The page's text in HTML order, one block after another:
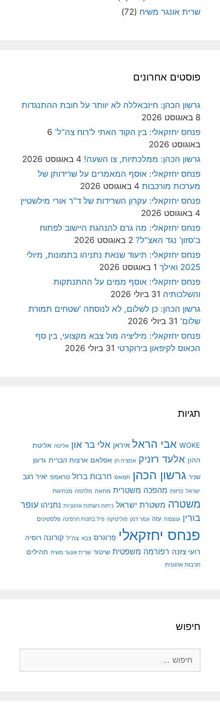
שרית אונגר משיח (72)
פוסטים אחרונים
גרשון הכהן: חיזבאללה לא יוותר על חובת ההתנגדות
8 באוגוסט 2026
פנחס יחזקאלי: בין הקוד האתי ל'רוח צה"ל' 6
באוגוסט 2026
גרשון הכהן: ממלכתיות, צו השעה! 4 באוגוסט 2026
פנחס יחזקאלי: אוסף המאמרים על שרידותן של
מערכות מורכבות 4 באוגוסט 2026
פנחס יחזקאלי: עקרון השרידות של ד"ר אורי מילשטיין
4 באוגוסט 2026
פנחס יחזקאלי: מה גרם להנהגת היישוב לפתוח
ב'סזון' נגד האצ"ל? 2 באוגוסט 2026
פנחס יחזקאלי: תיעוד שנאת נתניהו בתמונות, מיולי
2025 ואילך
1 באוגוסט 2026
פנחס יחזקאלי: אוסף ממים על ההתנתקות
והשלכותיה 31 ביולי 2026
גרשון הכהן: כן לשלום, לא לנוסחה 'שטחים תמורת
שלום' 31 ביולי 2026
פנחס יחזקאלי: מיליציה מול צבא מקצועי, בין סף
הכאוס לקיפאון בירוקרטי 31 ביולי 2026
תגיות
WOKE אבי הראל איראן אלי בר און אליטה אליטת
ההון אלעד רזניק אמציה חן אסלאם ארצות הברית גדעון
שניר גרשון הכהן חמאס חרבות ברזל טראמפ יאיר רגב
ישראל כרזות מהפכה משטרית מחאה מלחמה מנהיגות
משטרה משטרת ישראל ניתוח רשתות ארגוניות נתניהו עופר
בורין עוצמה עזה עמר דנק פוליטיקה פיל בחנות חרסינה פלסטינים
פנחס יחזקאלי פרוגרס צבא צה"ל קורונה רוסיה
רועי צזנה רפורמה משפטית שיטור שרית אונגר משיח תהילים
תרבות ארגונית
חיפוש